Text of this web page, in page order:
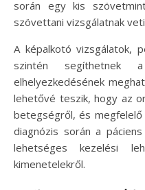
során egy kis
szövettani vizsgálatnak
A képalkotó vizsgálatok,
szintén segíthetnek
elhelyezkedésének
lehetővé teszik, hogy az
betegségről, és
diagnózis során a
lehetséges kezelési
kimenetelekről.